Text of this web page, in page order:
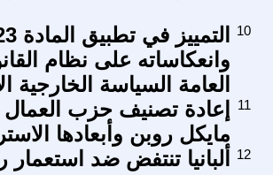
وانعكاساته على نظام
العامة السياسة الخارجية
10
إعادة تصنيف حزب
مايكل روبن وأبعادها
11
ألبانيا تنتفض ضد 12